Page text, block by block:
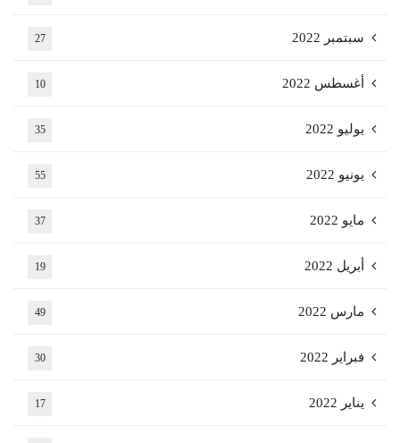
سبتمبر 2022 27
أغسطس 2022 10
يوليو 2022 35
يونيو 2022 55
مايو 2022 37
أبريل 2022 19
مارس 2022 49
فبراير 2022 30
يناير 2022 17